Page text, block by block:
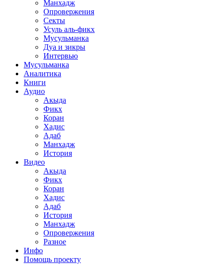
Манхадж
Опровержения
Секты
Усуль аль-фикх
Мусульманка
Дуа и зикры
Интервью
Мусульманка
Аналитика
Книги
Аудио
Акыда
Фикх
Коран
Хадис
Адаб
Манхадж
История
Видео
Акыда
Фикх
Коран
Хадис
Адаб
История
Манхадж
Опровержения
Разное
Инфо
Помощь проекту